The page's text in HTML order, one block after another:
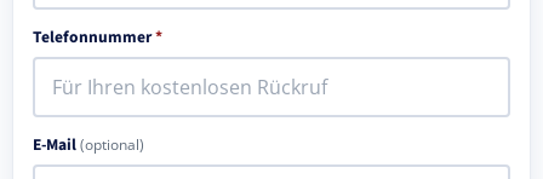
Telefonnummer*
E-Mail(optional)